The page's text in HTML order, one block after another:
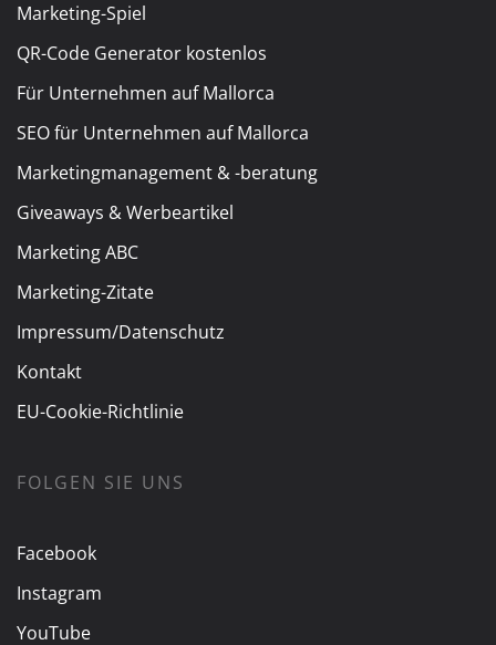
Marketing-Spiel
QR-Code Generator kostenlos
Für Unternehmen auf Mallorca
SEO für Unternehmen auf Mallorca
Marketingmanagement & -beratung
Giveaways & Werbeartikel
Marketing ABC
Marketing-Zitate
Impressum/Datenschutz
Kontakt
EU-Cookie-Richtlinie
FOLGEN SIE UNS
Facebook
Instagram
YouTube